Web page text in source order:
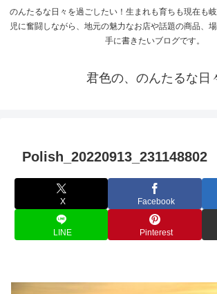
のんたるな日々を過ごしたい！生まれも育ちも現在も
児に奮闘しながら、地元の魅力なお店や話題の商品、
手に書きたいブログです。
君色の、のんたるな日
Polish_20220913_231148802
X Facebook
LINE Pinterest